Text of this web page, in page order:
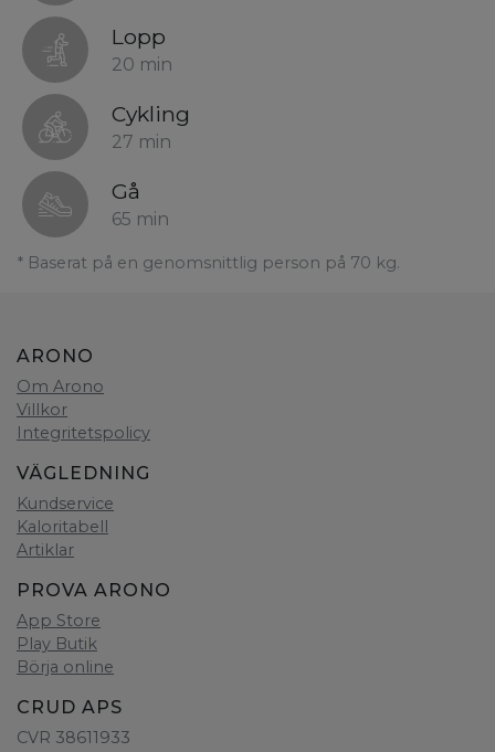
Lopp
20 min
Cykling
27 min
Gå
65 min
* Baserat på en genomsnittlig person på 70 kg.
ARONO
Om Arono
Villkor
Integritetspolicy
VÄGLEDNING
Kundservice
Kaloritabell
Artiklar
PROVA ARONO
App Store
Play Butik
Börja online
CRUD APS
CVR 38611933